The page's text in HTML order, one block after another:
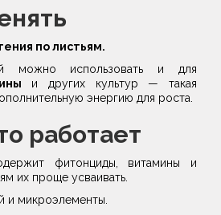
по листьям.
можно использовать и для
и других культур — такая
энергию для роста.
работает
фитонциды, витамины и
их проще усваивать.
и микроэлементы.